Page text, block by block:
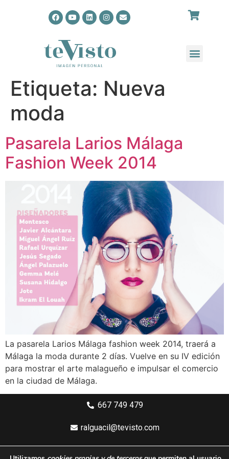
Etiqueta: Nueva
moda
Pasarela Larios Málaga
Fashion Week 2014
La pasarela Larios Málaga fashion week 2014, traerá a
Málaga la moda durante 2 días. Vuelve en su IV edición
para mostrar el arte malagueño e impulsar el comercio
en la ciudad de Málaga.
667 749 479
ralguacil@tevisto.com